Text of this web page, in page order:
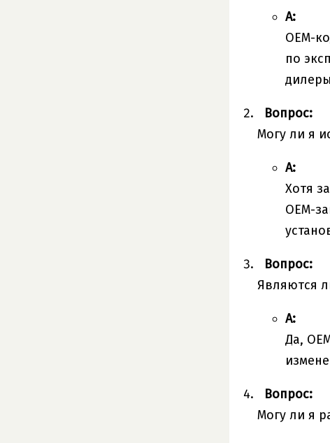
А:
OEM-
по
Вопрос:
Могу ли я
А:
Хотя
OEM-
Вопрос:
Являются
А:
Да,
Вопрос:
Могу ли я